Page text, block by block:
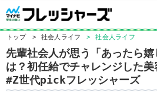
トップ > 社会人ライフ > 社会人ライフ
先輩社会人が思う「あったら
は？初任給でチャレンジした
#Z世代pickフレッシャーズ